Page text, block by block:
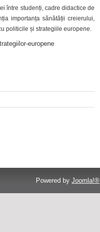
între studenți, cadre didactice de
importanța sănătății creierului,
politicile și strategiile europene.
europene
Powered by Joomla!®